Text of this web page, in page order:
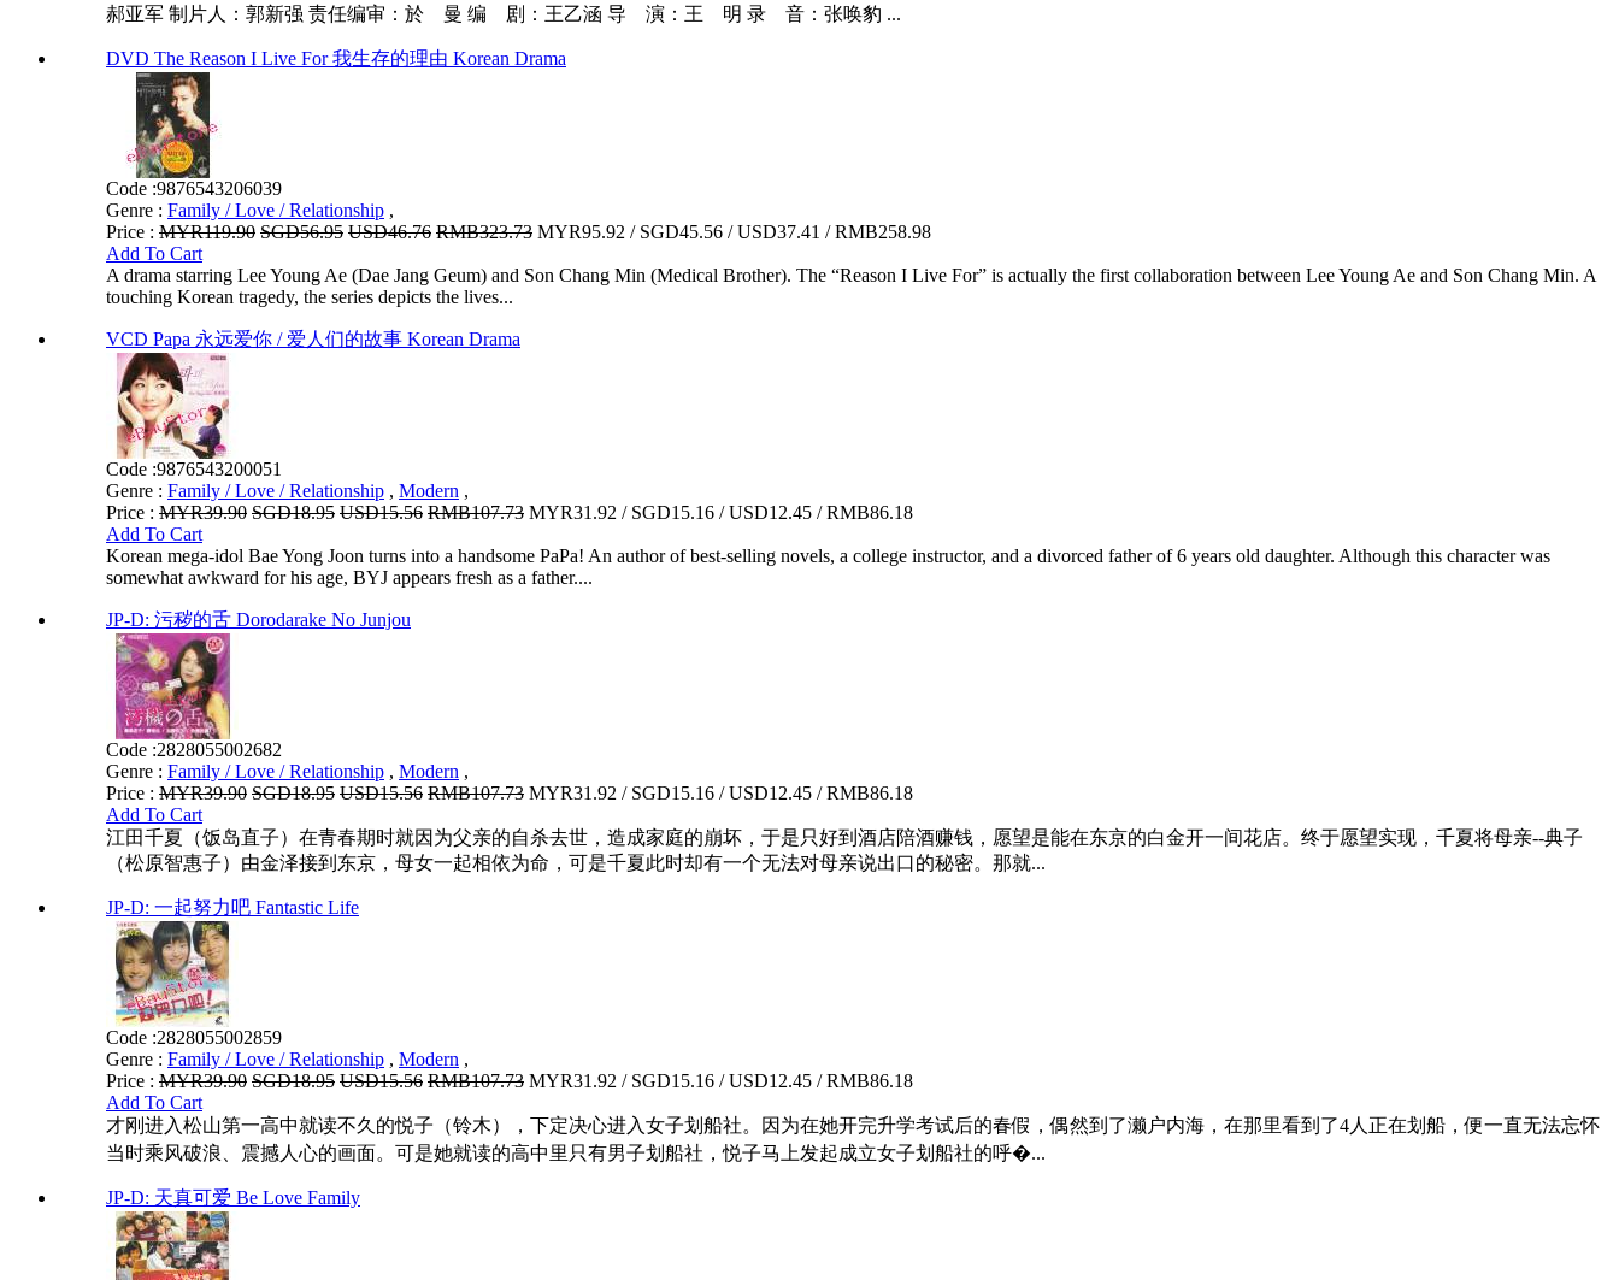
郝亚军 制片人：郭新强 责任编审：於 曼 编 剧：王乙涵 导 演：王 明 录 音：张唤豹 ...
DVD The Reason I Live For 我生存的理由 Korean Drama
Code :9876543206039
Genre : Family / Love / Relationship ,
Price : MYR119.90 SGD56.95 USD46.76 RMB323.73 MYR95.92 / SGD45.56 / USD37.41 / RMB258.98
Add To Cart
A drama starring Lee Young Ae (Dae Jang Geum) and Son Chang Min (Medical Brother). The “Reason I Live For” is actually the first collaboration between Lee Young Ae and Son Chang Min. A
touching Korean tragedy, the series depicts the lives...
VCD Papa 永远爱你 / 爱人们的故事 Korean Drama
Code :9876543200051
Genre : Family / Love / Relationship , Modern ,
Price : MYR39.90 SGD18.95 USD15.56 RMB107.73 MYR31.92 / SGD15.16 / USD12.45 / RMB86.18
Add To Cart
Korean mega-idol Bae Yong Joon turns into a handsome PaPa! An author of best-selling novels, a college instructor, and a divorced father of 6 years old daughter. Although this character was
somewhat awkward for his age, BYJ appears fresh as a father....
JP-D: 污秽的舌 Dorodarake No Junjou
Code :2828055002682
Genre : Family / Love / Relationship , Modern ,
Price : MYR39.90 SGD18.95 USD15.56 RMB107.73 MYR31.92 / SGD15.16 / USD12.45 / RMB86.18
Add To Cart
江田千夏（饭岛直子）在青春期时就因为父亲的自杀去世，造成家庭的崩坏，于是只好到酒店陪酒赚钱，愿望是能在东京的白金开一间花店。终于愿望实现，千夏将母亲--典子
（松原智惠子）由金泽接到东京，母女一起相依为命，可是千夏此时却有一个无法对母亲说出口的秘密。那就...
JP-D: 一起努力吧 Fantastic Life
Code :2828055002859
Genre : Family / Love / Relationship , Modern ,
Price : MYR39.90 SGD18.95 USD15.56 RMB107.73 MYR31.92 / SGD15.16 / USD12.45 / RMB86.18
Add To Cart
才刚进入松山第一高中就读不久的悦子（铃木），下定决心进入女子划船社。因为在她开完升学考试后的春假，偶然到了濑户内海，在那里看到了4人正在划船，便一直无法忘怀
当时乘风破浪、震撼人心的画面。可是她就读的高中里只有男子划船社，悦子马上发起成立女子划船社的呼�...
JP-D: 天真可爱 Be Love Family